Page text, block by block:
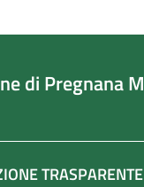
di Pregnana
TRASPARENTE